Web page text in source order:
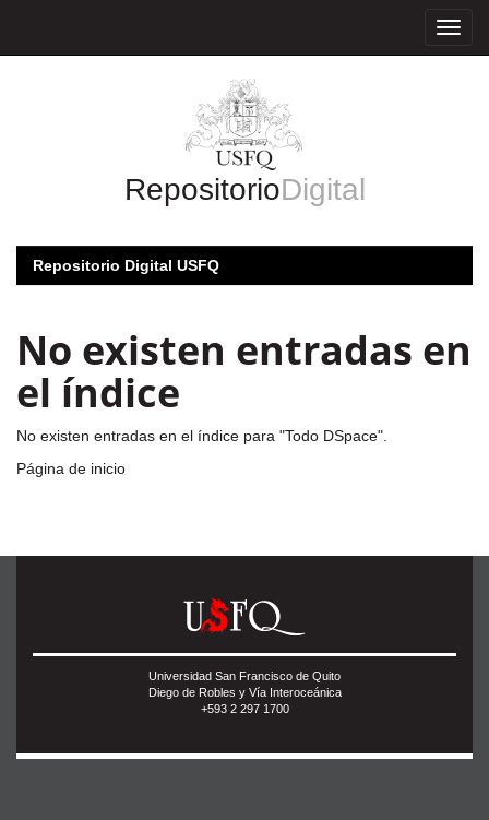
RepositorioDigital
Repositorio Digital USFQ
No existen entradas en
el índice
No existen entradas en el índice para "Todo DSpace".
Página de inicio
Universidad San Francisco de Quito
Diego de Robles y Vía Interoceánica
+593 2 297 1700